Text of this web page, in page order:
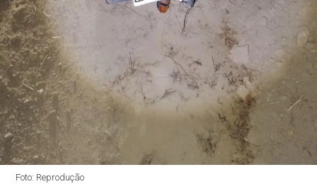
Foto: Reprodução